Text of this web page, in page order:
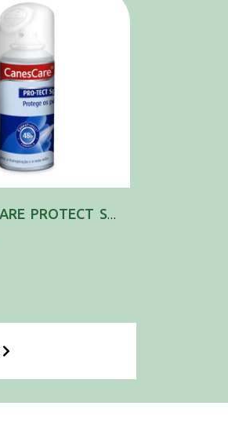
CANESCARE PROTECT SPRAY 150ML